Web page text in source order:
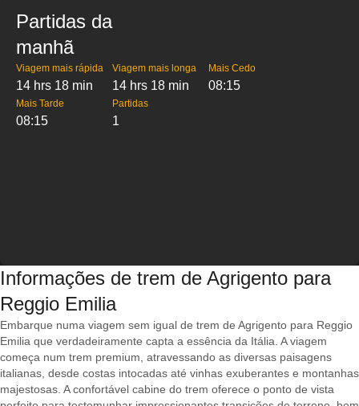
Partidas da
manhã
Viagem mais rápida
14 hrs 18 min
Viagem mais longa
14 hrs 18 min
Mais Cedo
08:15
Mais Tarde
08:15
Partidas
1
Informações de trem de Agrigento para
Reggio Emilia
Embarque numa viagem sem igual de trem de Agrigento para Reggio
Emilia que verdadeiramente capta a essência da Itália. A viagem
começa num trem premium, atravessando as diversas paisagens
italianas, desde costas intocadas até vinhas exuberantes e montanhas
majestosas. A confortável cabine do trem oferece o ponto de vista